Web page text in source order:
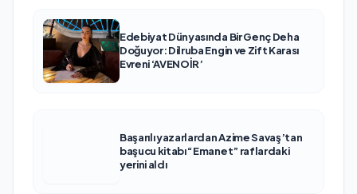
Edebiyat Dünyasında Bir Genç Deha
Doğuyor: Dilruba Engin ve Zift Karası
Evreni ‘AVENOİR’
Başarılı yazarlardan Azime Savaş’tan
başucu kitabı “Emanet” raflardaki
yerini aldı